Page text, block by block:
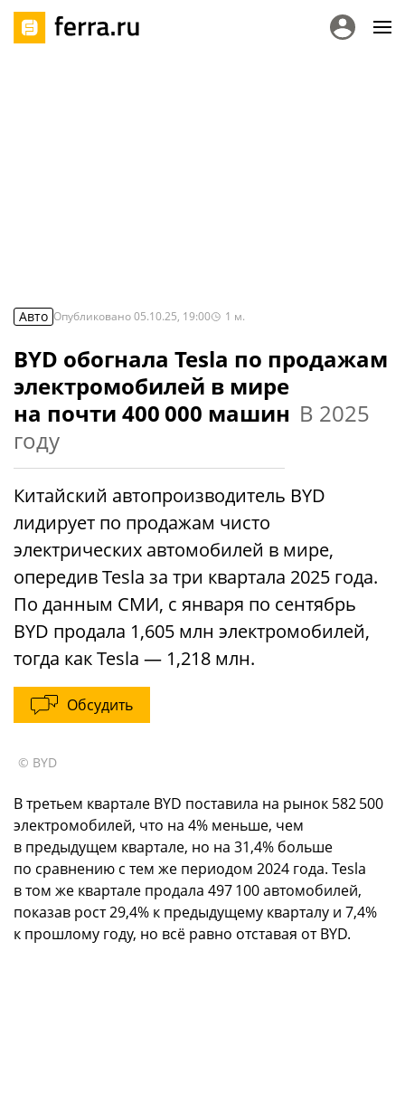
Авто Опубликовано05.10.25, 19:00 1 м.
BYD обогнала Tesla по продажам
электромобилей в мире
на почти 400 000 машин В 2025
году
Китайский автопроизводитель BYD
лидирует по продажам чисто
электрических автомобилей в мире,
опередив Tesla за три квартала 2025 года.
По данным СМИ, с января по сентябрь
BYD продала 1,605 млн электромобилей,
тогда как Tesla — 1,218 млн.
Обсудить
© BYD
В третьем квартале BYD поставила на рынок 582 500
электромобилей, что на 4% меньше, чем
в предыдущем квартале, но на 31,4% больше
по сравнению с тем же периодом 2024 года. Tesla
в том же квартале продала 497 100 автомобилей,
показав рост 29,4% к предыдущему кварталу и 7,4%
к прошлому году, но всё равно отставая от BYD.